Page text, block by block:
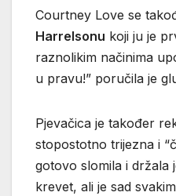
Courtney Love se
Harrelsonu koji ju je
raznolikim načinima
u pravu!” poručila je
Pjevačica je također
stopostotno trijezna i
gotovo slomila i držala
krevet, ali je sad